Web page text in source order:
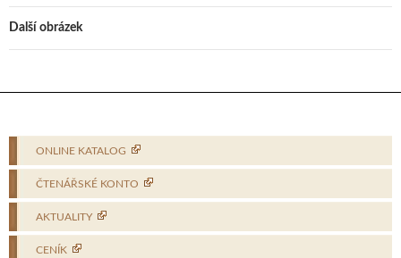
Další obrázek
ONLINE KATALOG
ČTENÁŘSKÉ KONTO
AKTUALITY
CENÍK